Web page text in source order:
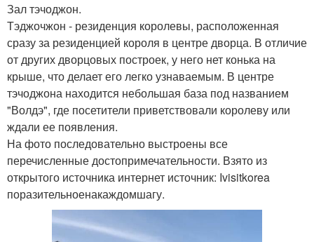
Зал тэчоджон.
Тэджочжон - резиденция королевы, расположенная
сразу за резиденцией короля в центре дворца. В отличие
от других дворцовых построек, у него нет конька на
крыше, что делает его легко узнаваемым. В центре
тэчоджона находится небольшая база под названием
"Волдэ", где посетители приветствовали королеву или
ждали ее появления.
На фото последовательно выстроены все
перечисленные достопримечательности. Взято из
открытого источника интернет источник: Ivisitkorea
поразительноенакаждомшагу.